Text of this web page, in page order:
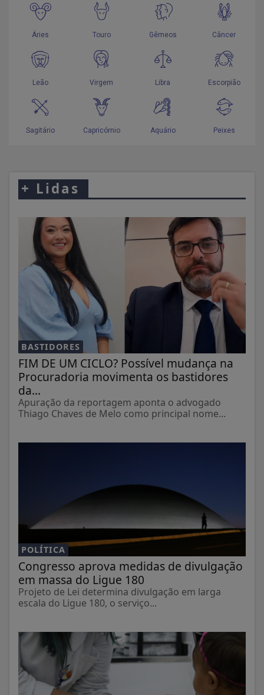
+ Lidas
BASTIDORES
FIM DE UM CICLO? Possível mudança na
Procuradoria movimenta os bastidores
da...
Apuração da reportagem aponta o advogado
Thiago Chaves de Melo como principal nome...
POLÍTICA
Congresso aprova medidas de divulgação
em massa do Ligue 180
Projeto de Lei determina divulgação em larga
escala do Ligue 180, o serviço...